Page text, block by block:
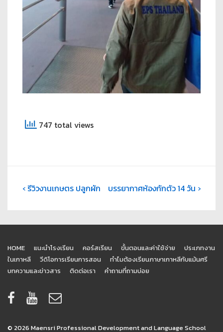
747 total views
‹ รีวิวงานเกษตร ปลูกผัก บรรยากาศห้องกักตัว 14 วัน ›
HOME แนะนำโรงเรียน คอร์สเรียน ขั้นตอนและค่าใช้จ่าย
ประเภทงาน
ในเกาหลี
วีดิโอการเรียนการสอน
ทำไมต้องเรียนภาษาเกาหลีกับแม้นศรี
บทความและข่าวสาร
ติดต่อเรา คำถามที่ถามบ่อย
© 2026 Maensri Professional Development and Language School